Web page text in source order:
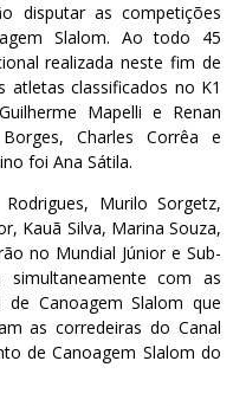
disputar as competições
Slalom. Ao todo 45
realizada neste fim de
atletas classificados no K1
Mapelli e Renan
Charles Corrêa e
foi Ana Sátila.
Murilo Sorgetz,
Kauã Silva, Marina Souza,
no Mundial Júnior e Sub-
simultaneamente com as
Canoagem Slalom que
as corredeiras do Canal
de Canoagem Slalom do